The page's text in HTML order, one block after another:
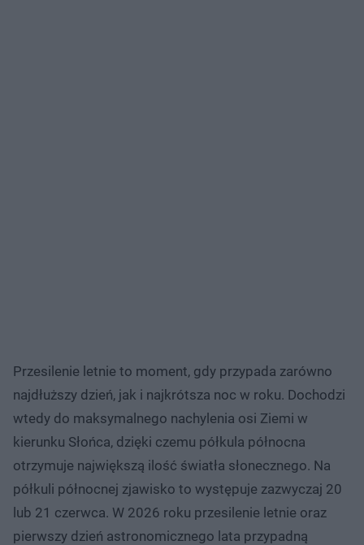
Przesilenie letnie to moment, gdy przypada zarówno
najdłuższy dzień, jak i najkrótsza noc w roku. Dochodzi
wtedy do maksymalnego nachylenia osi Ziemi w
kierunku Słońca, dzięki czemu półkula północna
otrzymuje największą ilość światła słonecznego. Na
półkuli północnej zjawisko to występuje zazwyczaj 20
lub 21 czerwca. W 2026 roku przesilenie letnie oraz
pierwszy dzień astronomicznego lata przypadną